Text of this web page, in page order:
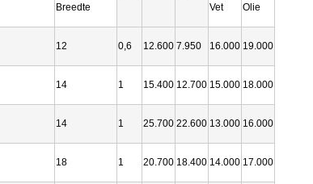
Breedte Vet Olie
12 0,6 12.600 7.950 16.000 19.000
14 1 15.400 12.700 15.000 18.000
14 1 25.700 22.600 13.000 16.000
18 1 20.700 18.400 14.000 17.000